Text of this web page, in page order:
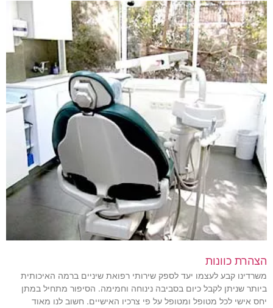
הצהרת כוונות
משרדינו קבע לעצמו יעד לספק שירותי רפואת שיניים ברמה האיכותית
ביותר שניתן לקבל כיום בסביבה נינוחה וחמימה. הסיפור מתחיל במתן
יחס אישי לכל מטופל ומטופל על פי צרכיו האישיים. חשוב לנו מאוד